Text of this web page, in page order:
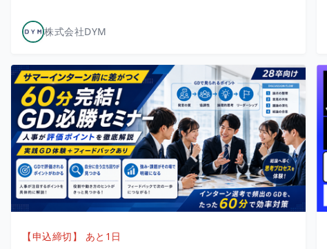
株式会社DYM
【申込締切】 あと1日